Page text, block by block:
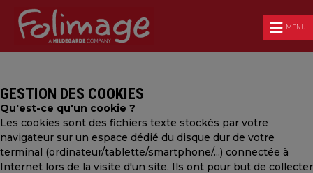
MENU
GESTION DES COOKIES
Qu'est-ce qu'un cookie ?
Les cookies sont des fichiers texte stockés par votre
navigateur sur un espace dédié du disque dur de votre
terminal (ordinateur/tablette/smartphone/...) connectée à
Internet lors de la visite d'un site. Ils ont pour but de collecter